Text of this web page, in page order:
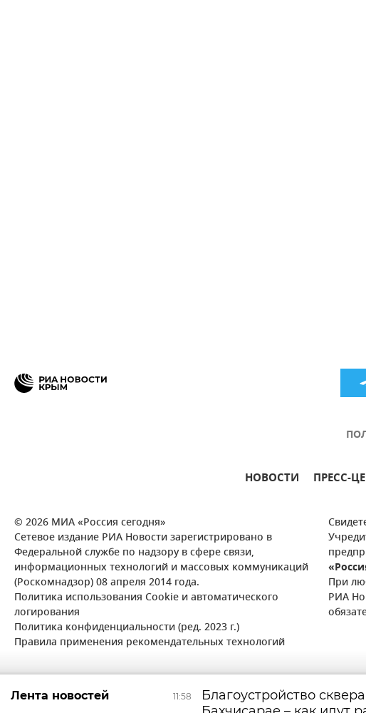
НОВОСТИ ПРЕСС-
© 2026 МИА «Россия сегодня»
Сетевое издание РИА Новости зарегистрировано в
Федеральной службе по надзору в сфере связи,
информационных технологий и массовых коммуникаций
(Роскомнадзор) 08 апреля 2014 года.
Политика использования Cookie и автоматического
логирования
Политика конфиденциальности (ред. 2023 г.)
Правила применения рекомендательных технологий
При
РИА
11:58
Благоустройство
Лента новостей